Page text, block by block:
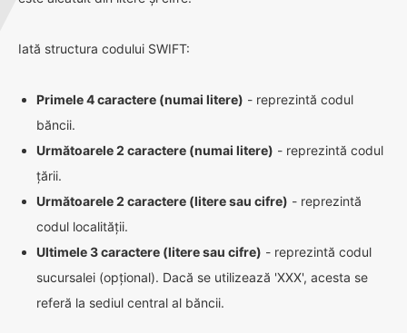
Iată structura codului SWIFT:
Primele 4 caractere (numai litere) - reprezintă codul
băncii.
Următoarele 2 caractere (numai litere) - reprezintă codul
țării.
Următoarele 2 caractere (litere sau cifre) - reprezintă
codul localității.
Ultimele 3 caractere (litere sau cifre) - reprezintă codul
sucursalei (opțional). Dacă se utilizează 'XXX', acesta se
referă la sediul central al băncii.